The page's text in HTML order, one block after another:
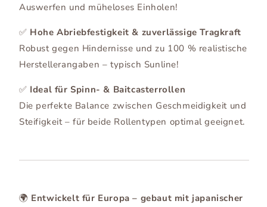
Auswerfen und müheloses Einholen!
✅ Hohe Abriebfestigkeit & zuverlässige Tragkraft
Robust gegen Hindernisse und zu 100 % realistische
Herstellerangaben – typisch Sunline!
✅ Ideal für Spinn- & Baitcasterrollen
Die perfekte Balance zwischen Geschmeidigkeit und
Steifigkeit – für beide Rollentypen optimal geeignet.
🌍 Entwickelt für Europa – gebaut mit japanischer